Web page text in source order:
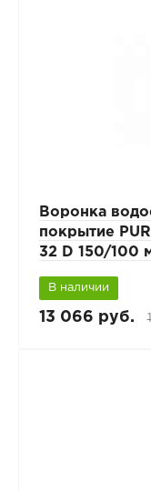
Воронка
покрытие
32 D 150/100
В наличии
13 066 руб.